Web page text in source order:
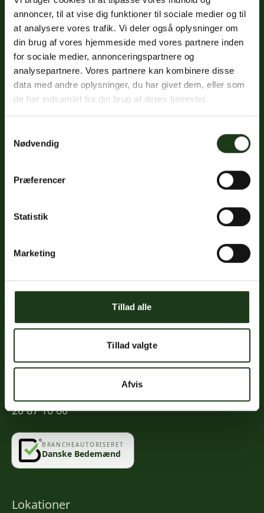
annoncer, til at vise dig funktioner til sociale medier og til
at analysere vores trafik. Vi deler også oplysninger om
din brug af vores hjemmeside med vores partnere inden
for sociale medier, annonceringspartnere og
analysepartnere. Vores partnere kan kombinere disse
data med andre oplysninger, du har givet dem, eller som
de har indsamlet fra din brug af deres tjenester.
Nødvendig
Præferencer
Statistik
Marketing
Tillad alle
Tillad valgte
Afvis
7100 Vejle
CVR: 32334512
Trustpilot
Sociale medier
Instagram
Google
Links
Mindeportal
Kontakt
info@vahlogwetche.dk
20 87 10 00
BRANCHEAUTORISERET
Danske Bedemænd
Lokationer